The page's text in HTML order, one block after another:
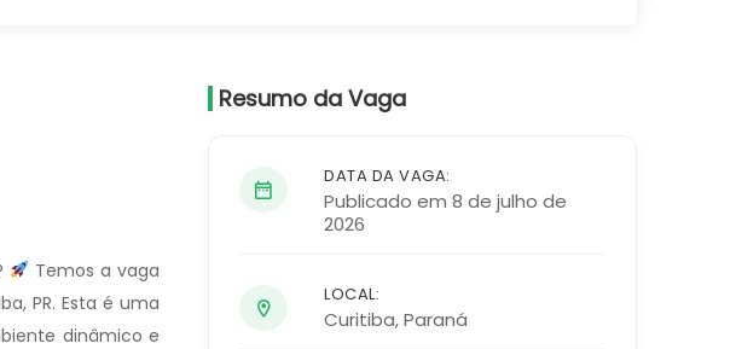
Temos a vaga
PR. Esta é uma
dinâmico e
Resumo da Vaga
DATA DA VAGA:
Publicado em 8 de julho de
2026
LOCAL:
Curitiba,Paraná